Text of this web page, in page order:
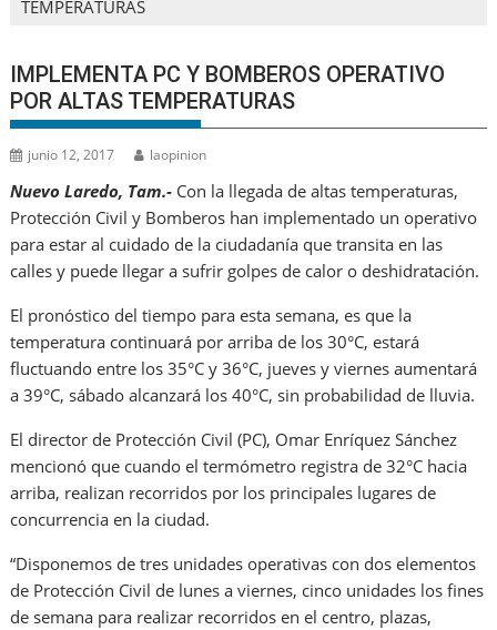
TEMPERATURAS
IMPLEMENTA PC Y BOMBEROS OPERATIVO
POR ALTAS TEMPERATURAS
junio 12, 2017 laopinion
Nuevo Laredo, Tam.- Con la llegada de altas temperaturas,
Protección Civil y Bomberos han implementado un operativo
para estar al cuidado de la ciudadanía que transita en las
calles y puede llegar a sufrir golpes de calor o deshidratación.
El pronóstico del tiempo para esta semana, es que la
temperatura continuará por arriba de los 30°C, estará
fluctuando entre los 35°C y 36°C, jueves y viernes aumentará
a 39°C, sábado alcanzará los 40°C, sin probabilidad de lluvia.
El director de Protección Civil (PC), Omar Enríquez Sánchez
mencionó que cuando el termómetro registra de 32°C hacia
arriba, realizan recorridos por los principales lugares de
concurrencia en la ciudad.
“Disponemos de tres unidades operativas con dos elementos
de Protección Civil de lunes a viernes, cinco unidades los fines
de semana para realizar recorridos en el centro, plazas,